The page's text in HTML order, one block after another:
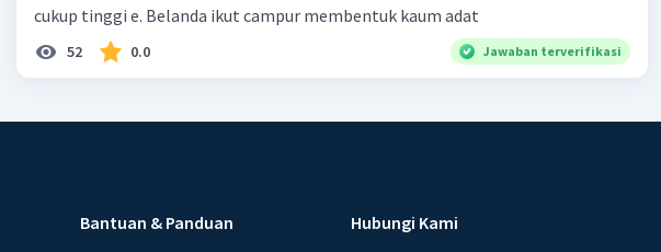
cukup tinggi e. Belanda ikut campur membentuk kaum adat
52 0.0 Jawaban terverifikasi
Bantuan & Panduan Hubungi Kami